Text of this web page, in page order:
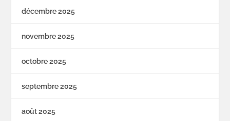
décembre 2025
novembre 2025
octobre 2025
septembre 2025
août 2025